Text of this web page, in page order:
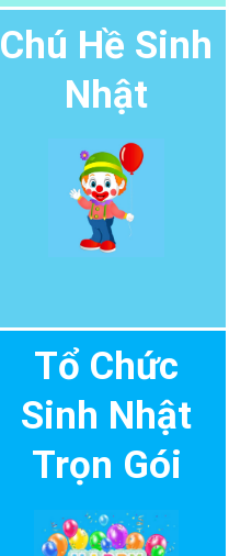
Chú Hề Sinh
Nhật
Tổ Chức
Sinh Nhật
Trọn Gói